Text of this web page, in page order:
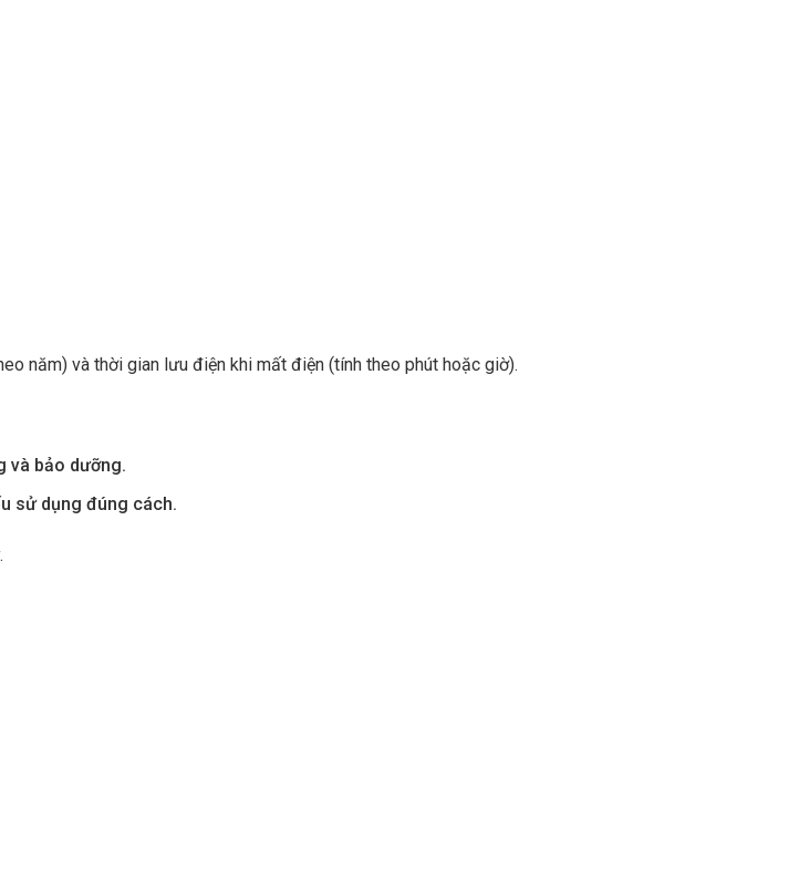
năm) và thời gian lưu điện khi mất điện (tính theo phút hoặc giờ).
và bảo dưỡng.
sử dụng đúng cách.